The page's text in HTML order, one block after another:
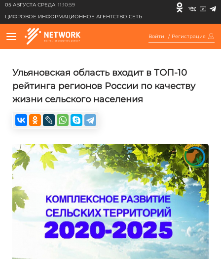
05 АВГУСТА СРЕДА 11:10:59
ЦИФРОВОЕ ИНФОРМАЦИОННОЕ АГЕНТСТВО СЕТЬ
Войти / Регистрация
Ульяновская область входит в ТОП-10
рейтинга регионов России по качеству
жизни сельского населения